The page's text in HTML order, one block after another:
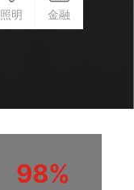
照明 金融
98%